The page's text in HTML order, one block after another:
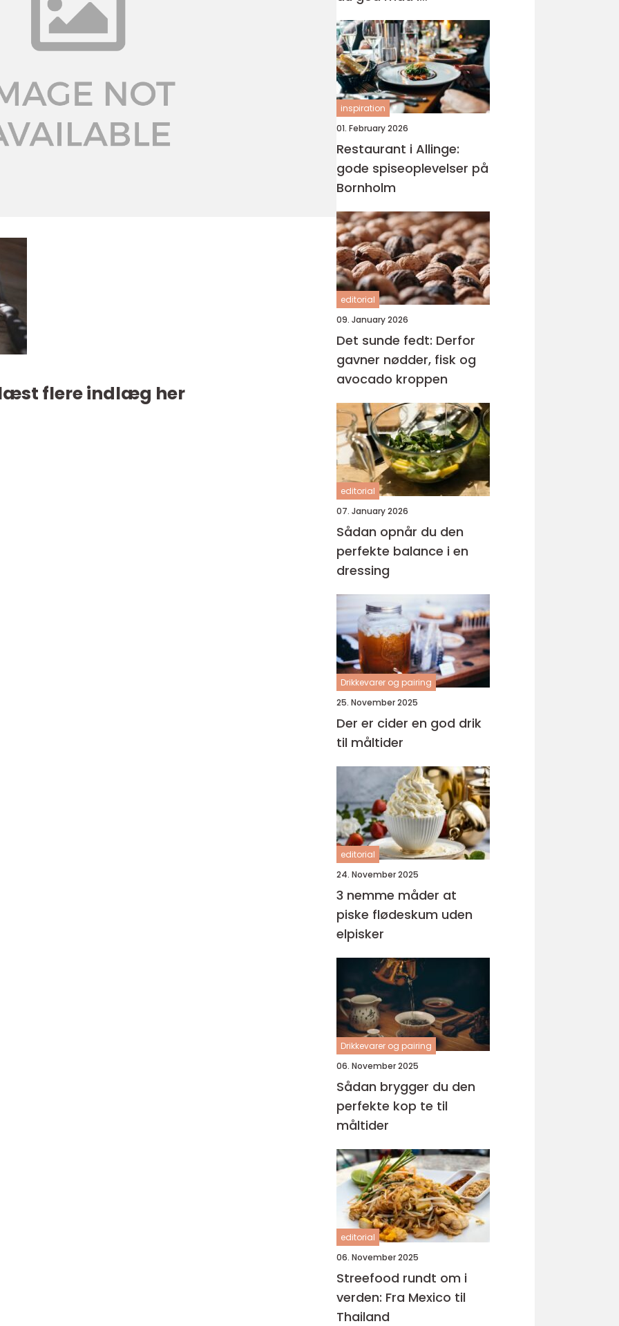
flere indlæg her
nærmiljøet
inspiration
01. February 2026
Restaurant i Allinge:
gode spiseoplevelser på
Bornholm
editorial
09. January 2026
Det sunde fedt: Derfor
gavner nødder, fisk og
avocado kroppen
editorial
07. January 2026
Sådan opnår du den
perfekte balance i en
dressing
Drikkevarer og pairing
25. November 2025
Der er cider en god drik
til måltider
editorial
24. November 2025
3 nemme måder at
piske flødeskum uden
elpisker
Drikkevarer og pairing
06. November 2025
Sådan brygger du den
perfekte kop te til
måltider
editorial
06. November 2025
Streefood rundt om i
verden: Fra Mexico til
Thailand